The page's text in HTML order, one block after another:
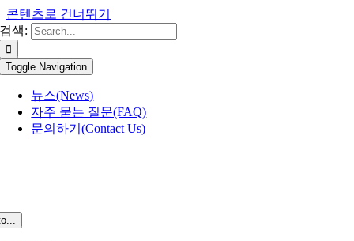
콘텐츠로 건너뛰기
검색:
Toggle Navigation
뉴스(News)
자주 묻는 질문(FAQ)
문의하기(Contact Us)